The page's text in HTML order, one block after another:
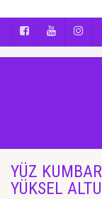
YÜZ
YÜKSEL